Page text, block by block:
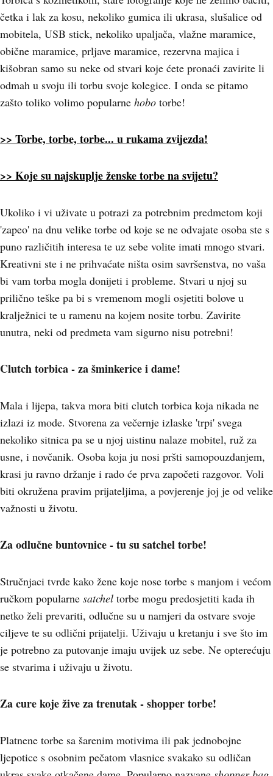
četka i lak za kosu, nekoliko gumica ili ukrasa, slušalice od
mobitela, USB stick, nekoliko upaljača, vlažne maramice,
obične maramice, prljave maramice, rezervna majica i
kišobran samo su neke od stvari koje ćete pronaći zavirite li
odmah u svoju ili torbu svoje kolegice. I onda se pitamo
zašto toliko volimo popularne hobo torbe!
>> Torbe, torbe, torbe... u rukama zvijezda!
>> Koje su najskuplje ženske torbe na svijetu?
Ukoliko i vi uživate u potrazi za potrebnim predmetom koji
'zapeo' na dnu velike torbe od koje se ne odvajate osoba ste s
puno različitih interesa te uz sebe volite imati mnogo stvari.
Kreativni ste i ne prihvaćate ništa osim savršenstva, no vaša
bi vam torba mogla donijeti i probleme. Stvari u njoj su
prilično teške pa bi s vremenom mogli osjetiti bolove u
kralježnici te u ramenu na kojem nosite torbu. Zavirite
unutra, neki od predmeta vam sigurno nisu potrebni!
Clutch torbica - za šminkerice i dame!
Mala i lijepa, takva mora biti clutch torbica koja nikada ne
izlazi iz mode. Stvorena za večernje izlaske 'trpi' svega
nekoliko sitnica pa se u njoj uistinu nalaze mobitel, ruž za
usne, i novčanik. Osoba koja ju nosi pršti samopouzdanjem,
krasi ju ravno držanje i rado će prva započeti razgovor. Voli
biti okružena pravim prijateljima, a povjerenje joj je od velike
važnosti u životu.
Za odlučne buntovnice - tu su satchel torbe!
Stručnjaci tvrde kako žene koje nose torbe s manjom i većom
ručkom popularne satchel torbe mogu predosjetiti kada ih
netko želi prevariti, odlučne su u namjeri da ostvare svoje
ciljeve te su odlični prijatelji. Uživaju u kretanju i sve što im
je potrebno za putovanje imaju uvijek uz sebe. Ne opterećuju
se stvarima i uživaju u životu.
Za cure koje žive za trenutak - shopper torbe!
Platnene torbe sa šarenim motivima ili pak jednobojne
ljepotice s osobnim pečatom vlasnice svakako su odličan